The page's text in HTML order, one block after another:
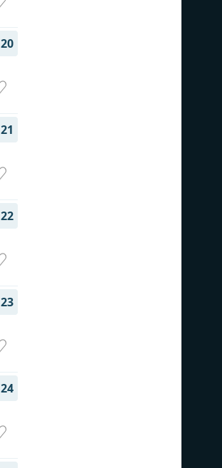
20
21
22
23
24